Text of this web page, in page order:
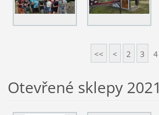
<< < 2 3 4
Otevřené sklepy 2021